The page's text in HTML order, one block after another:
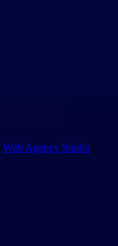
Web Agency Studio |